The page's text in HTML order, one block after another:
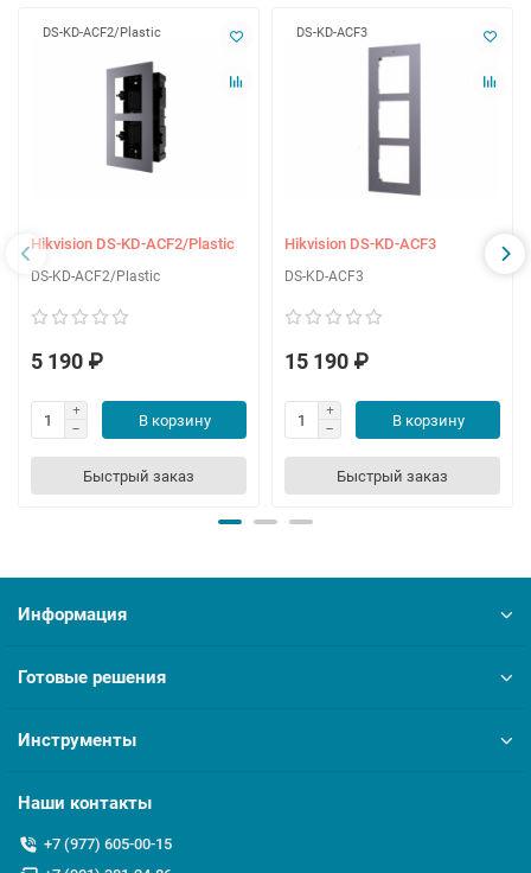
DS-KD-ACF2/Plastic
Hikvision DS-KD-ACF2/Plastic
DS-KD-ACF2/Plastic
5 190 ₽
В корзину
Быстрый заказ
DS-KD-ACF3
Hikvision DS-KD-ACF3
DS-KD-ACF3
15 190 ₽
В корзину
Быстрый заказ
Информация
Готовые решения
Инструменты
Наши контакты
+7 (977) 605-00-15